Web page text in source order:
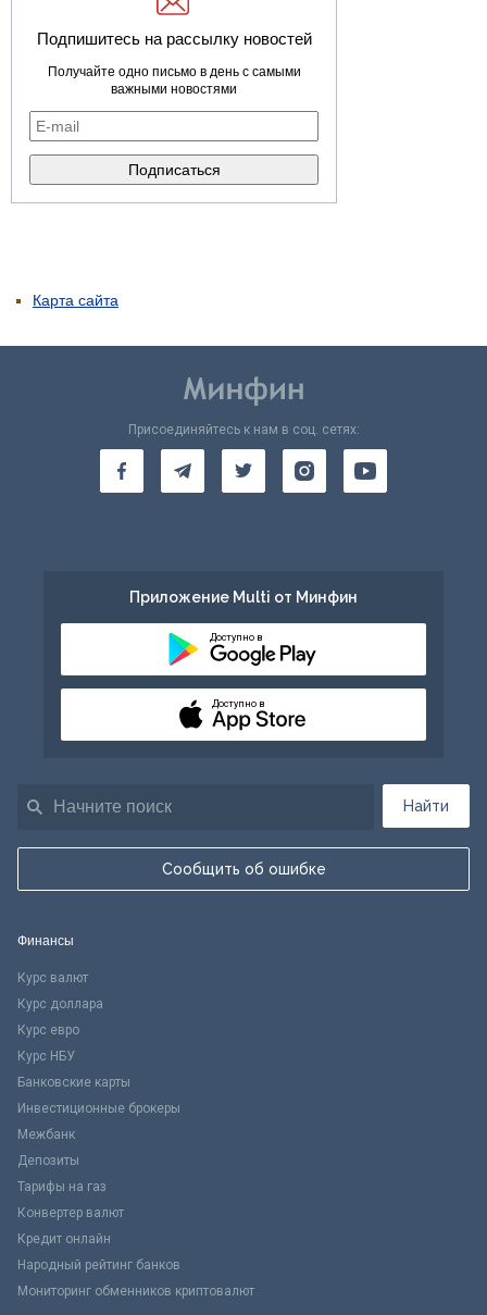
Подпишитесь на рассылку новостей
Получайте одно письмо в день с самыми
важными новостями
Карта сайта
Найти
Сообщить об ошибке
Присоединяйтесь к нам в соц. сетях:
Приложение Multi от Минфин
Доступно в
Доступно в
Финансы
Курс валют
Курс доллара
Курс евро
Курс НБУ
Банковские карты
Инвестиционные брокеры
Межбанк
Депозиты
Тарифы на газ
Конвертер валют
Кредит онлайн
Народный рейтинг банков
Мониторинг обменников криптовалют